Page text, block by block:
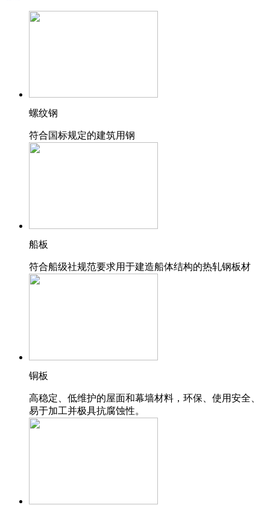
螺纹钢
符合国标规定的建筑用钢
船板
符合船级社规范要求用于建造船体结构的热轧钢板材
铜板
高稳定、低维护的屋面和幕墙材料，环保、使用安全、
易于加工并极具抗腐蚀性。